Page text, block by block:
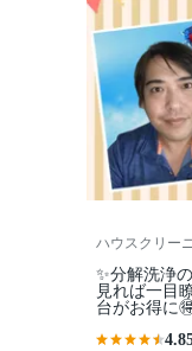
ハウスクリー
✨分解洗浄
見れば一目
台がお得に